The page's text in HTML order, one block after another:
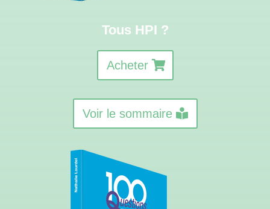
Tous HPI ?
Acheter
Voir le sommaire